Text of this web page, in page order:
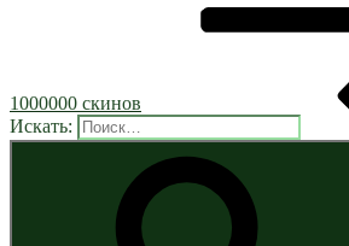
1000000 скинов
Искать: